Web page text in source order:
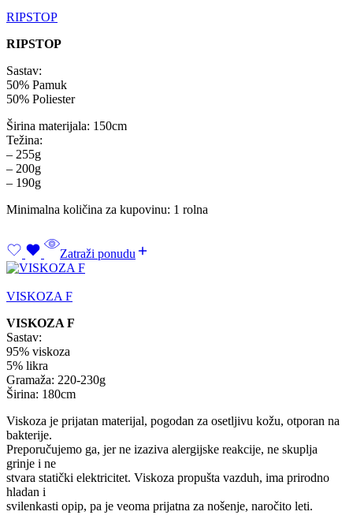
RIPSTOP
RIPSTOP
Sastav:
50% Pamuk
50% Poliester
Širina materijala: 150cm
Težina:
– 255g
– 200g
– 190g
Minimalna količina za kupovinu: 1 rolna
Zatraži ponudu
VISKOZA F
VISKOZA F
Sastav:
95% viskoza
5% likra
Gramaža: 220-230g
Širina: 180cm
Viskoza je prijatan materijal, pogodan za osetljivu kožu, otporan na
bakterije.
Preporučujemo ga, jer ne izaziva alergijske reakcije, ne skuplja
grinje i ne
stvara statički elektricitet. Viskoza propušta vazduh, ima prirodno
hladan i
svilenkasti opip, pa je veoma prijatna za nošenje, naročito leti.